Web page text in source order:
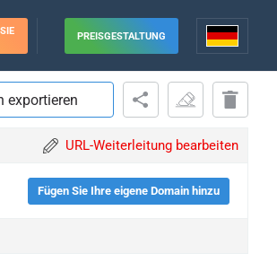
PREISGESTALTUNG
exportieren
URL-Weiterleitung bearbeiten
Fügen Sie Ihre eigene Domain hinzu